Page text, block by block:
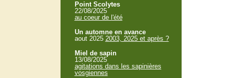
Point Scolytes
22/08/2025
au coeur de l'été
Un automne en avance
aout 2025 2003, 2025 et après ?
Miel de sapin
13/08/2025
agitations dans les sapinières
vosgiennes